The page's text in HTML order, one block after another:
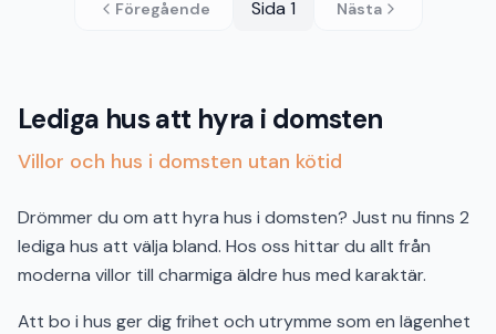
Föregående Sida 1 Nästa
Lediga hus att hyra i domsten
Villor och hus i domsten utan kötid
Drömmer du om att hyra hus i domsten? Just nu finns 2
lediga hus att välja bland. Hos oss hittar du allt från
moderna villor till charmiga äldre hus med karaktär.
Att bo i hus ger dig frihet och utrymme som en lägenhet